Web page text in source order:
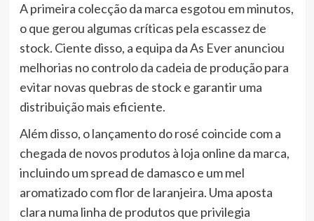
A primeira colecção da marca esgotou em minutos,
o que gerou algumas críticas pela escassez de
stock. Ciente disso, a equipa da As Ever anunciou
melhorias no controlo da cadeia de produção para
evitar novas quebras de stock e garantir uma
distribuição mais eficiente.
Além disso, o lançamento do rosé coincide com a
chegada de novos produtos à loja online da marca,
incluindo um spread de damasco e um mel
aromatizado com flor de laranjeira. Uma aposta
clara numa linha de produtos que privilegia